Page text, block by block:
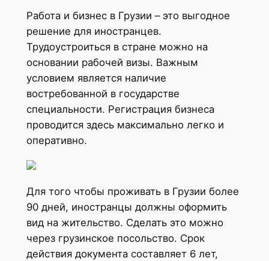
Работа и бизнес в Грузии – это выгодное
решение для иностранцев.
Трудоустроиться в стране можно на
основании рабочей визы. Важным
условием является наличие
востребованной в государстве
специальности. Регистрация бизнеса
проводится здесь максимально легко и
оперативно.
Для того чтобы проживать в Грузии более
90 дней, иностранцы должны оформить
вид на жительство. Сделать это можно
через грузинское посольство. Срок
действия документа составляет 6 лет,